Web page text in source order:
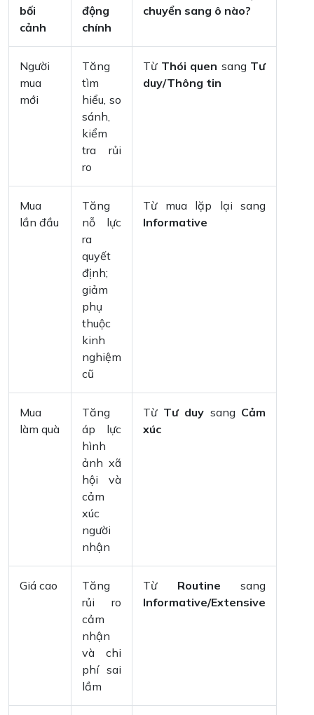
bối
cảnh
động
chính
chuyển sang ô nào?
Người
mua
mới
Tăng
tìm
hiểu, so
sánh,
kiểm
tra rủi
ro
Từ Thói quen sang Tư
duy/Thông tin
Mua
lần đầu
Tăng
nỗ lực
ra
quyết
định;
giảm
phụ
thuộc
kinh
nghiệm
cũ
Từ mua lặp lại sang
Informative
Mua
làm quà
Tăng
áp lực
hình
ảnh xã
hội và
cảm
xúc
người
nhận
Từ Tư duy sang Cảm
xúc
Giá cao
Tăng
rủi ro
cảm
nhận
và chi
phí sai
lầm
Từ Routine sang
Informative/Extensive